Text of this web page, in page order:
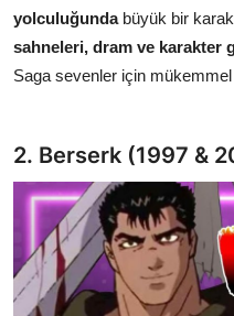
yolculuğundabüyük bir
sahneleri, dram ve karakter
Saga sevenler için
2. Berserk (1997 &